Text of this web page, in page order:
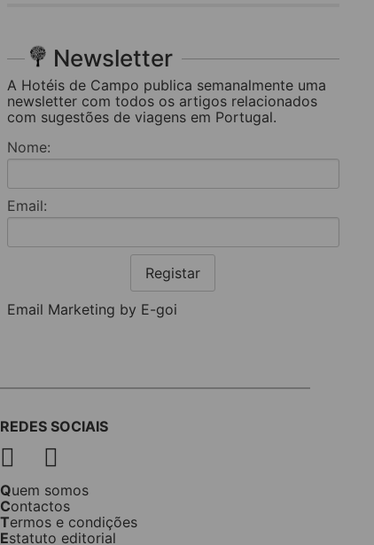
Newsletter
A Hotéis de Campo publica semanalmente uma
newsletter com todos os artigos relacionados
com sugestões de viagens em Portugal.
Nome:
Email:
Registar
Email Marketing by E-goi
REDES SOCIAIS
Quem somos
Contactos
Termos e condições
Estatuto editorial